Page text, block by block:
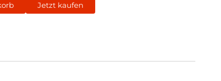
Jetzt kaufen